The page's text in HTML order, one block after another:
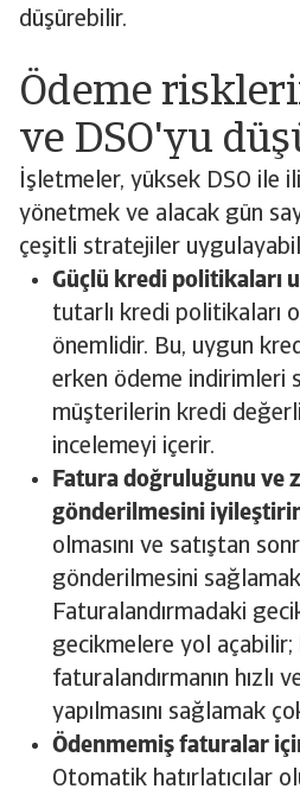
düşürebilir.
Ödeme
ve DSO'yu
İşletmeler, yüksek DSO ile
yönetmek ve alacak gün
çeşitli stratejiler
Güçlü kredi politikaları
tutarlı kredi politikaları
önemlidir. Bu, uygun
erken ödeme indirimleri
müşterilerin kredi
incelemeyi içerir.
Fatura doğruluğunu ve
gönderilmesini
olmasını ve satıştan
gönderilmesini
Faturalandırmadaki
gecikmelere yol açabilir;
faturalandırmanın hızlı
yapılmasını sağlamak
Ödenmemiş faturalar
Otomatik hatırlatıcılar